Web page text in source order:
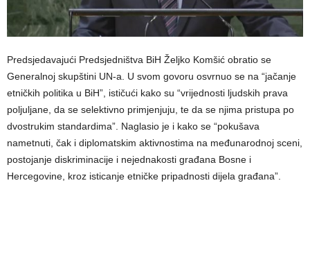
Predsjedavajući Predsjedništva BiH Željko Komšić obratio se
Generalnoj skupštini UN-a. U svom govoru osvrnuo se na “jačanje
etničkih politika u BiH”, ističući kako su “vrijednosti ljudskih prava
poljuljane, da se selektivno primjenjuju, te da se njima pristupa po
dvostrukim standardima”. Naglasio je i kako se “pokušava
nametnuti, čak i diplomatskim aktivnostima na međunarodnoj sceni,
postojanje diskriminacije i nejednakosti građana Bosne i
Hercegovine, kroz isticanje etničke pripadnosti dijela građana”.